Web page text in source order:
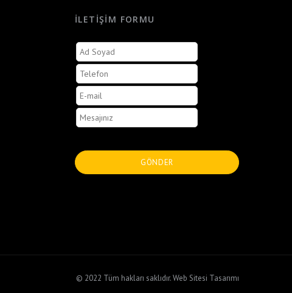
İLETIŞIM FORMU
© 2022 Tüm hakları saklıdır.Web Sitesi Tasarımı